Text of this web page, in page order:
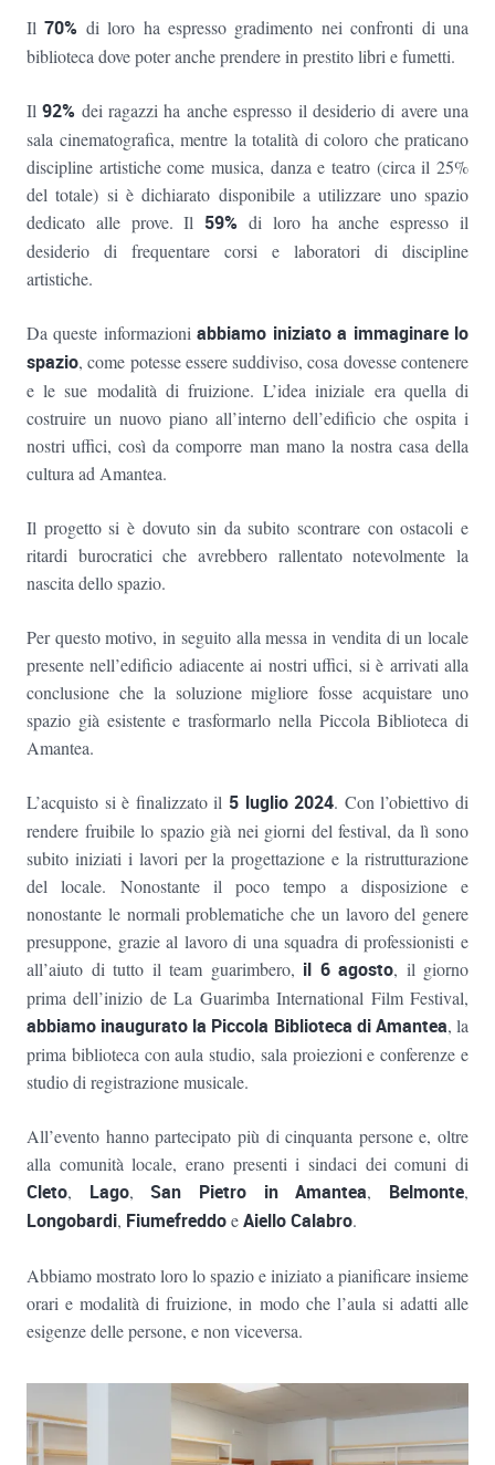
Il70% di loro ha espresso gradimento nei confronti di una
biblioteca dove poter anche prendere in prestito libri e fumetti.
Il92% dei ragazzi ha anche espresso il desiderio di avere una
sala cinematografica, mentre la totalità di coloro che praticano
discipline artistiche come musica, danza e teatro (circa il 25%
del totale) si è dichiarato disponibile a utilizzare uno spazio
dedicato alle prove. Il 59% di loro ha anche espresso il
desiderio di frequentare corsi e laboratori di discipline
artistiche.
Da queste informazioniabbiamo iniziato a immaginare lo
spazio, come potesse essere suddiviso, cosa dovesse contenere
e le sue modalità di fruizione. L’idea iniziale era quella di
costruire un nuovo piano all’interno dell’edificio che ospita i
nostri uffici, così da comporre man mano la nostra casa della
cultura ad Amantea.
Il progetto si è dovuto sin da subito scontrare con ostacoli e
ritardi burocratici che avrebbero rallentato notevolmente la
nascita dello spazio.
Per questo motivo, in seguito alla messa in vendita di un locale
presente nell’edificio adiacente ai nostri uffici, si è arrivati alla
conclusione che la soluzione migliore fosse acquistare uno
spazio già esistente e trasformarlo nella Piccola Biblioteca di
Amantea.
L’acquisto si è finalizzato il 5 luglio 2024. Con l’obiettivo di
rendere fruibile lo spazio già nei giorni del festival, da lì sono
subito iniziati i lavori per la progettazione e la ristrutturazione
del locale. Nonostante il poco tempo a disposizione e
nonostante le normali problematiche che un lavoro del genere
presuppone, grazie al lavoro di una squadra di professionisti e
all’aiuto di tutto il team guarimbero, il 6 agosto, il giorno
prima dell’inizio de La Guarimba International Film Festival,
abbiamo inaugurato la Piccola Biblioteca di Amantea, la
prima biblioteca con aula studio, sala proiezioni e conferenze e
studio di registrazione musicale.
All’evento hanno partecipato più di cinquanta persone e, oltre
alla comunità locale, erano presenti i sindaci dei comuni di
Cleto, Lago,San Pietro in Amantea, Belmonte,
Longobardi, FiumefreddoeAiello Calabro.
Abbiamo mostrato loro lo spazio e iniziato a pianificare insieme
orari e modalità di fruizione, in modo che l’aula si adatti alle
esigenze delle persone, e non viceversa.